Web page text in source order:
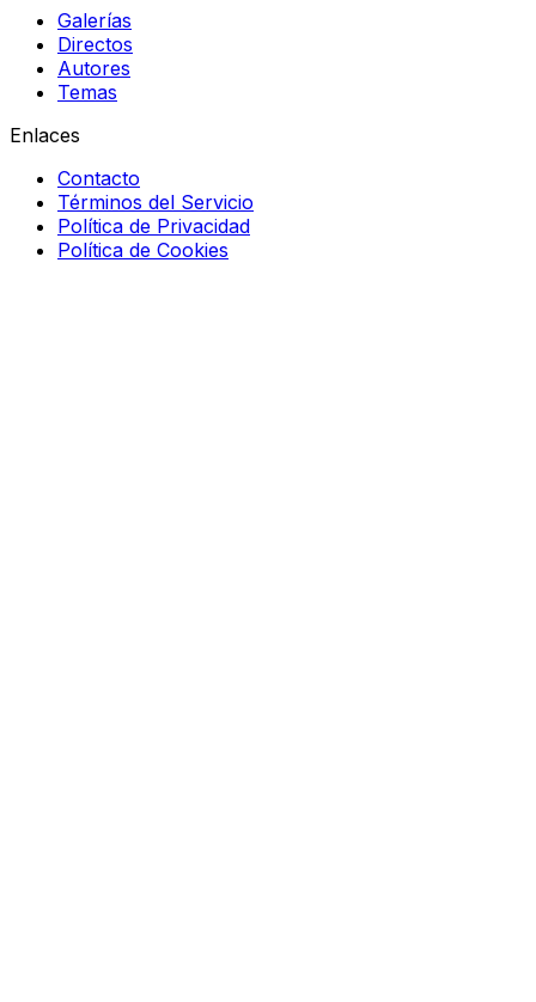
Galerías
Directos
Autores
Temas
Enlaces
Contacto
Términos del Servicio
Política de Privacidad
Política de Cookies